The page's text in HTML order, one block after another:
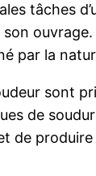
tâches
son
par la
sont
de
de